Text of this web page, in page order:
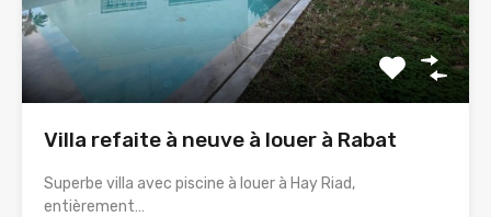
Villa refaite à neuve à louer à Rabat
Superbe villa avec piscine à louer à Hay Riad,
entièrement…